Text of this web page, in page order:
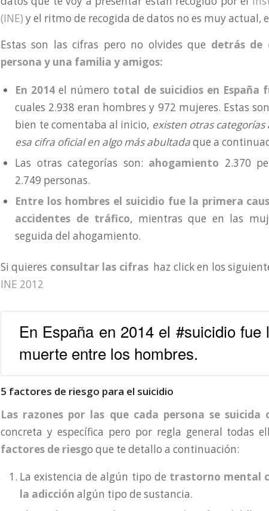
(INE) y el ritmo de recogida de datos no es muy actual,
Estas son las cifras pero no olvides que detrás de
persona y una familia y amigos:
En 2014 el número total de suicidios en España
cuales 2.938 eran hombres y 972 mujeres. Estas
bien te comentaba al inicio, existen otras
esa cifra oficial en algo más abultadaque a
Las otras categorías son: ahogamiento 2.370
2.749 personas.
Entre los hombres el suicidio fue la primera
accidentes de tráfico, mientras que en las
seguida del ahogamiento.
Si quieres consultar las cifrashaz click en los
INE 2012
En España en 2014 el #suicidio
muerte entre los hombres.
5 factores de riesgo para el suicidio
Las razones por las que cada persona se
concreta y específica pero por regla general todas
factores de riesgo que te detallo a continuación:
La existencia de algún tipo de trastorno mental
la adicción algún tipo de sustancia.